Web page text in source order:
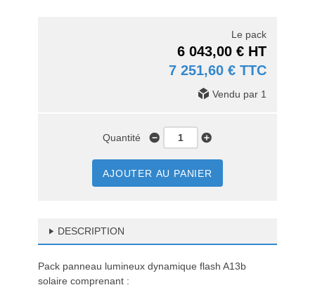
Le pack
6 043,00 € HT
7 251,60 € TTC
Vendu par 1
Quantité
AJOUTER AU PANIER
DESCRIPTION
Pack panneau lumineux dynamique flash A13b
solaire comprenant :